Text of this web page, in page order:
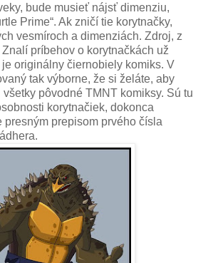
bude musieť nájsť dimenziu,
Prime“. Ak zničí tie korytnačky,
vesmíroch a dimenziách. Zdroj, z
príbehov o korytnačkách už
je originálny čiernobiely komiks. V
tak výborne, že si želáte, aby
pôvodné TMNT komiksy. Sú tu
korytnačiek, dokonca
presným prepisom prvého čísla